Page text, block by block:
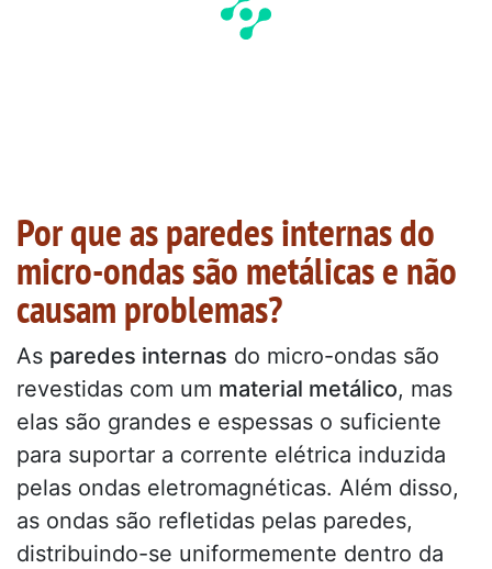
Por que as paredes internas do
micro-ondas são metálicas e não
causam problemas?
As paredes internas do micro-ondas são
revestidas com um material metálico, mas
elas são grandes e espessas o suficiente
para suportar a corrente elétrica induzida
pelas ondas eletromagnéticas. Além disso,
as ondas são refletidas pelas paredes,
distribuindo-se uniformemente dentro da